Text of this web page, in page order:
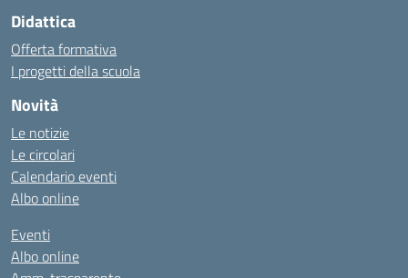
Didattica
Offerta formativa
I progetti della scuola
Novità
Le notizie
Le circolari
Calendario eventi
Albo online
Eventi
Albo online